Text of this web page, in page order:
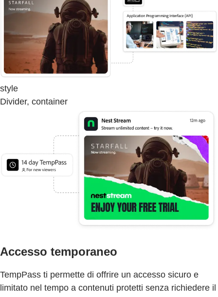
style
Divider, container
Accesso temporaneo
TempPass ti permette di offrire un accesso sicuro e
limitato nel tempo a contenuti protetti senza richiedere il